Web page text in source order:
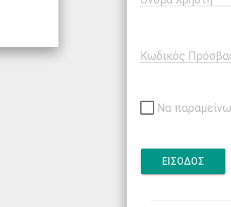
Κωδικός
Να
ΕΙΣΟΔΟΣ